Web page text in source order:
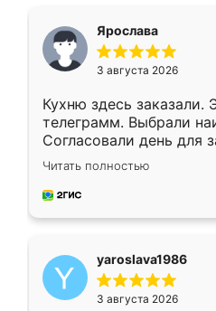
Ярослава
3 августа 2026
Кухню здесь заказали.
телеграмм. Выбрали
Согласовали день для
недели кухня была уже
довольны работой.
мебель за
Читать полностью
yaroslava1986
3 августа 2026